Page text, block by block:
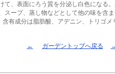
て、表面にろう質を分泌し白色になる
スープ、蒸し物などとして他の味を含
有成分は脂肪酸、アデニン、トリゴ
← ガーデントップへ戻る